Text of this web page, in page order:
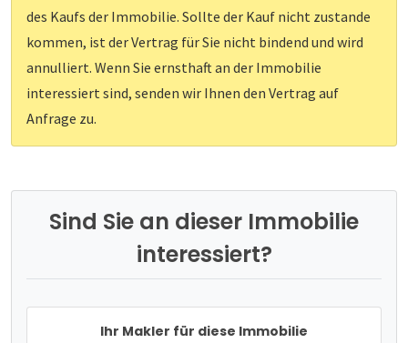
des Kaufs der Immobilie. Sollte der Kauf nicht zustande
kommen, ist der Vertrag für Sie nicht bindend und wird
annulliert. Wenn Sie ernsthaft an der Immobilie
interessiert sind, senden wir Ihnen den Vertrag auf
Anfrage zu.
Sind Sie an dieser Immobilie
interessiert?
Ihr Makler für diese Immobilie